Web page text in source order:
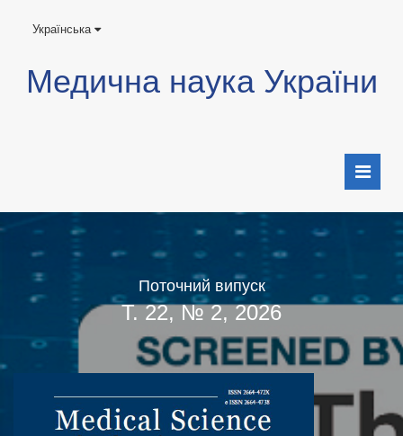
Українська
Медична наука України
Поточний випуск
Т. 22, № 2, 2026